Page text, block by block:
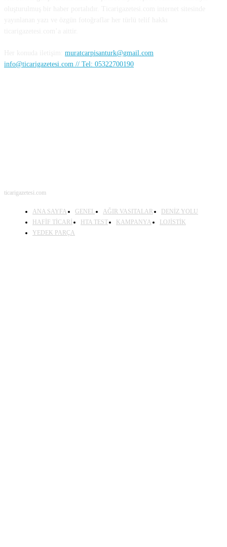
muratcarpisanturk@gmail.com
info@ticarigazetesi.com // Tel: 05322700190
ticarigazetesi.com
ANA SAYFA GENEL AĞIR VASITALAR
DENİZ YOLU
HAFİF TİCARİ
HTA TEST KAMPANYA
LOJİSTİK
YEDEK PARÇA